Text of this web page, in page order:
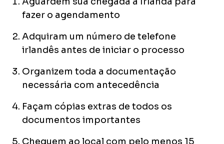
fazer o agendamento
Adquiram um número de telefone
irlandês antes de iniciar o processo
Organizem toda a documentação
necessária com antecedência
Façam cópias extras de todos os
documentos importantes
Cheguem ao local com pelo menos 15